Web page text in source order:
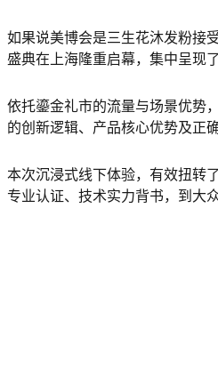
如果说美博会是三生花沐发粉接
盛典在上海隆重启幕，集中呈现
依托鎏金礼市的流量与场景优势
的创新逻辑、产品核心优势及正
本次沉浸式线下体验，有效扭转
专业认证、技术实力背书，到大